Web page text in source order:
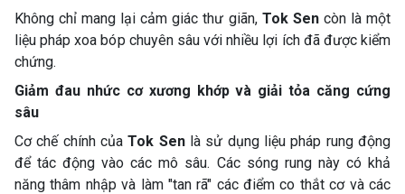
Không chỉ mang lại cảm giác thư giãn, Tok Sencòn là một
liệu pháp xoa bóp chuyên sâu với nhiều lợi ích đã được kiểm
chứng.
Giảm đau nhức cơ xương khớp và giải tỏa căng cứng
sâu
Cơ chế chính củaTok Senlà sử dụng liệu pháp rung động
để tác động vào các mô sâu. Các sóng rung này có khả
năng thâm nhập và làm "tan rã" các điểm co thắt cơ và các